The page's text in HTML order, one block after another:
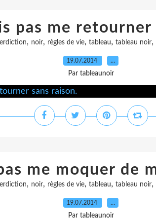
pas me retourner
, noir, règles de vie, tableau, tableau noir,
19.07.2014 …
Par tableaunoir
me moquer de
, noir, règles de vie, tableau, tableau noir,
19.07.2014 …
Par tableaunoir